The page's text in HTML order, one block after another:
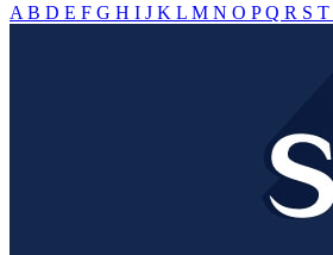
A B D E F G H I J K L M N O PQ R S T